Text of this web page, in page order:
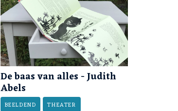
De baas van alles - Judith
Abels
BEELDEND THEATER